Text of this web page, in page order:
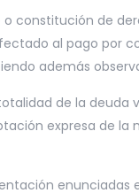
constitución de
al pago por
además
de la
expresa de
enunciadas